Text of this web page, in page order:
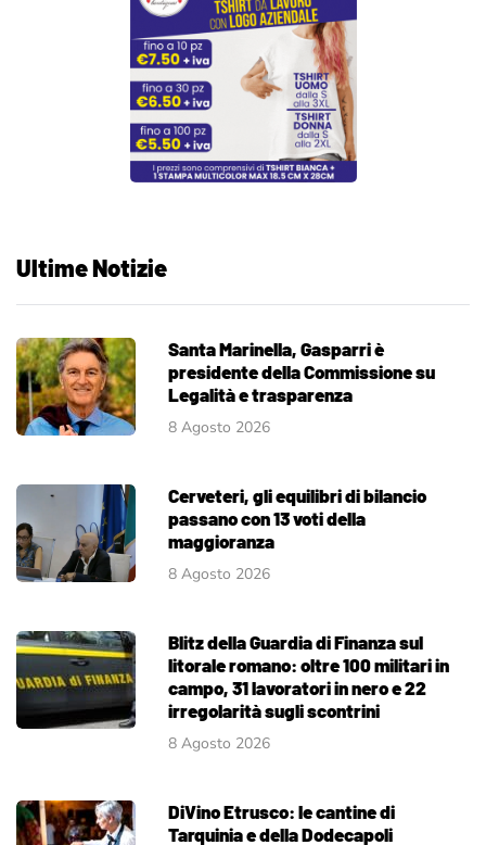
Ultime Notizie
Santa Marinella, Gasparri è
presidente della Commissione su
Legalità e trasparenza
8 Agosto 2026
Cerveteri, gli equilibri di bilancio
passano con 13 voti della
maggioranza
8 Agosto 2026
Blitz della Guardia di Finanza sul
litorale romano: oltre 100 militari in
campo, 31 lavoratori in nero e 22
irregolarità sugli scontrini
8 Agosto 2026
DiVino Etrusco: le cantine di
Tarquinia e della Dodecapoli